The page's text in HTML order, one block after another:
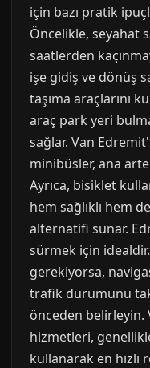
için bazı pratik
Öncelikle, seyahat
saatlerden
işe gidiş ve dönüş
taşıma araçlarını
araç park yeri
sağlar. Van
minibüsler, ana
Ayrıca, bisiklet
hem sağlıklı hem
alternatifi sunar.
sürmek için
gerekiyorsa,
trafik durumunu
önceden
hizmetleri,
kullanarak en